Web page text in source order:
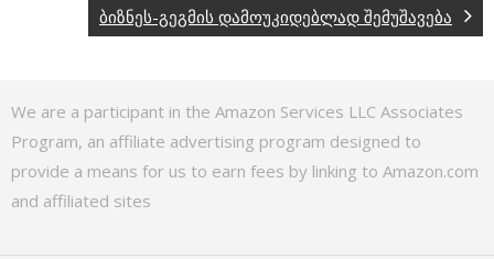
ბიზნეს-გეგმის დამოუკიდებლად შემუშავება
We are a participant in the Amazon Services LLC Associates
Program, an affiliate advertising program designed to
provide a means for us to earn fees by linking to Amazon.com
and affiliated sites